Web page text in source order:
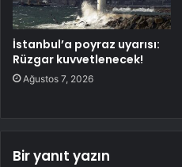
İstanbul’a poyraz uyarısı:
Rüzgar kuvvetlenecek!
Ağustos 7, 2026
Bir yanıt yazın